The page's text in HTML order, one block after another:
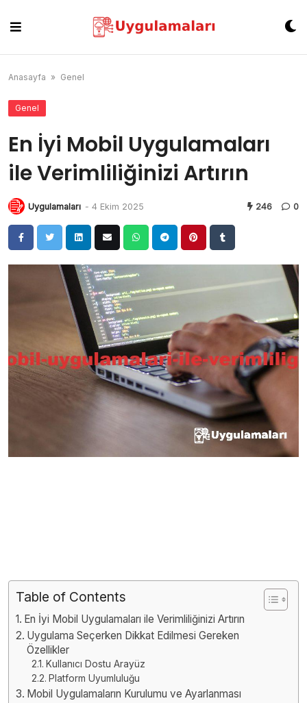
content
Anasayfa » Genel
Genel
En İyi Mobil Uygulamaları
ile Verimliliğinizi Artırın
Uygulamaları - 4 Ekim 2025 246 0
Table of Contents
En İyi Mobil Uygulamaları ile Verimliliğinizi Artırın
Uygulama Seçerken Dikkat Edilmesi Gereken
Özellikler
Kullanıcı Dostu Arayüz
Platform Uyumluluğu
Mobil Uygulamaların Kurulumu ve Ayarlanması